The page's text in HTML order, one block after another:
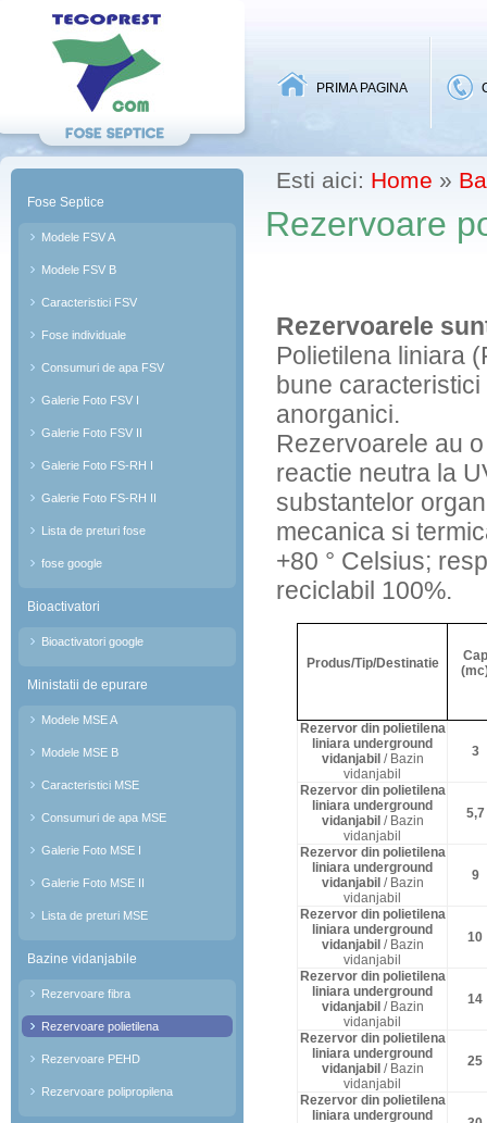
PRIMA PAGINA
Fose Septice
Modele FSV A
Modele FSV B
Caracteristici FSV
Fose individuale
Consumuri de apa FSV
Galerie Foto FSV I
Galerie Foto FSV II
Galerie Foto FS-RH I
Galerie Foto FS-RH II
Lista de preturi fose
fose google
Bioactivatori
Bioactivatori google
Ministatii de epurare
Modele MSE A
Modele MSE B
Caracteristici MSE
Consumuri de apa MSE
Galerie Foto MSE I
Galerie Foto MSE II
Lista de preturi MSE
Bazine vidanjabile
Rezervoare fibra
Rezervoare polietilena
Rezervoare PEHD
Rezervoare polipropilena
Esti aici: Home »
Rezervoare
Rezervoarele
Polietilena liniara
bune
anorganici.
Rezervoarele au
reactie neutra la
substantelor
mecanica si
+80 ° Celsius;
reciclabil 100%.
Produs/Tip/Destinatie
Cap
Rezervor din polietilena
liniara underground
vidanjabil / Bazin
vidanjabil
3
Rezervor din polietilena
liniara underground
vidanjabil / Bazin
vidanjabil
5,7
Rezervor din polietilena
liniara underground
vidanjabil / Bazin
vidanjabil
9
Rezervor din polietilena
liniara underground
vidanjabil / Bazin
vidanjabil
10
Rezervor din polietilena
liniara underground
vidanjabil / Bazin
vidanjabil
14
Rezervor din polietilena
liniara underground
vidanjabil / Bazin
vidanjabil
25
Rezervor din polietilena
liniara underground